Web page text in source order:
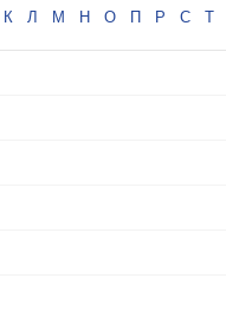
К Л М Н О П Р С Т